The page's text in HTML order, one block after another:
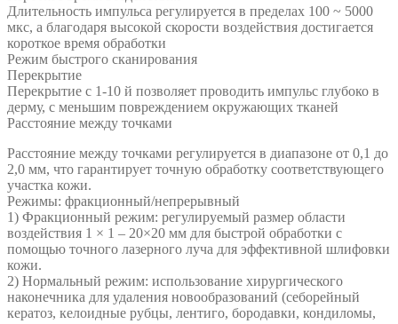
Длительность импульса регулируется в пределах 100 ~ 5000
мкс, а благодаря высокой скорости воздействия достигается
короткое время обработки
Режим быстрого сканирования
Перекрытие
Перекрытие с 1-10 й позволяет проводить импульс глубоко в
дерму, с меньшим повреждением окружающих тканей
Расстояние между точками
Расстояние между точками регулируется в диапазоне от 0,1 до
2,0 мм, что гарантирует точную обработку соответствующего
участка кожи.
Режимы: фракционный/непрерывный
1) Фракционный режим: регулируемый размер области
воздействия 1 × 1 – 20×20 мм для быстрой обработки с
помощью точного лазерного луча для эффективной шлифовки
кожи.
2) Нормальный режим: использование хирургического
наконечника для удаления новообразований (себорейный
кератоз, келоидные рубцы, лентиго, бородавки, кондиломы,